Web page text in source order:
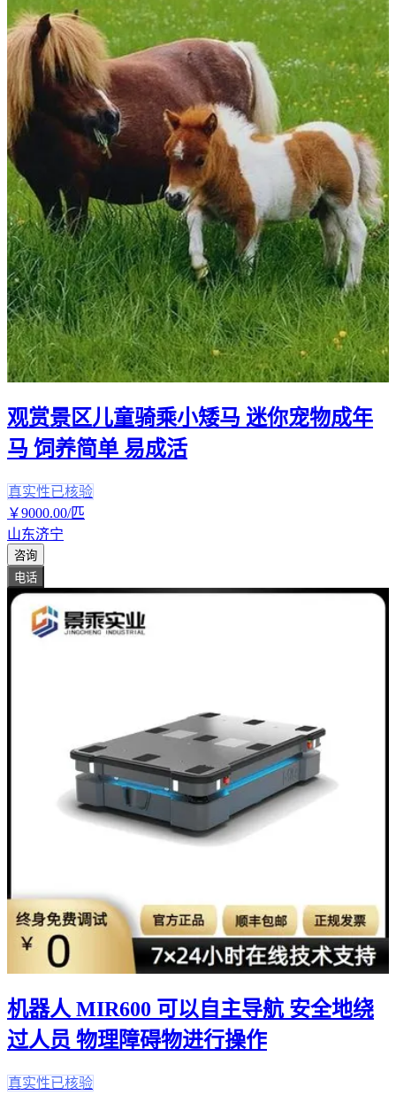
观赏景区儿童骑乘小矮马 迷你宠物成年
马 饲养简单 易成活
真实性已核验
￥9000.00/匹
山东济宁
咨询
电话
机器人 MIR600 可以自主导航 安全地绕
过人员 物理障碍物进行操作
真实性已核验